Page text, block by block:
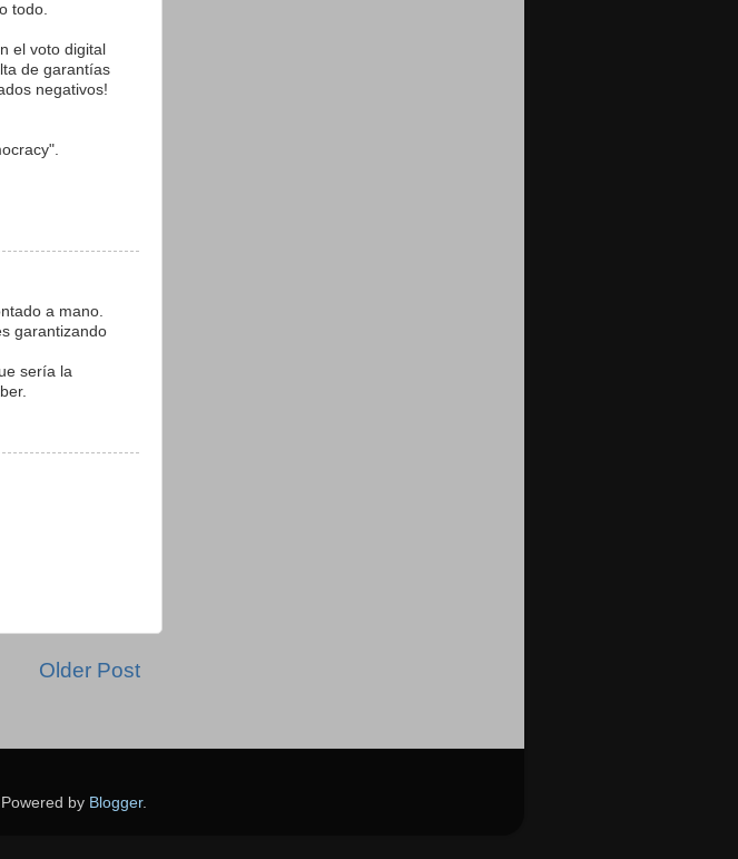
todo.
el voto digital
de garantías
negativos!
a mano.
garantizando
sería la
Older Post
by Blogger.